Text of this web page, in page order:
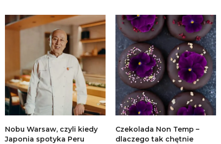
Nobu Warsaw, czyli kiedy
Japonia spotyka Peru
Czekolada Non Temp –
dlaczego tak chętnie